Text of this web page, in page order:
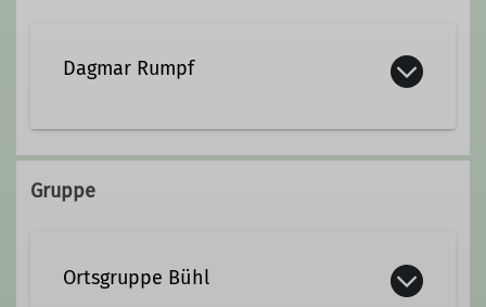
Dagmar Rumpf
+49 7221 804460
Gruppe
Ortsgruppe Bühl